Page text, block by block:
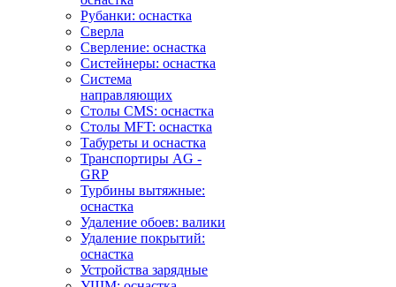
Рубанки: оснастка
Сверла
Сверление: оснастка
Систейнеры: оснастка
Система
направляющих
Столы CMS: оснастка
Столы MFT: оснастка
Табуреты и оснастка
Транспортиры AG -
GRP
Турбины вытяжные:
оснастка
Удаление обоев: валики
Удаление покрытий:
оснастка
Устройства зарядные